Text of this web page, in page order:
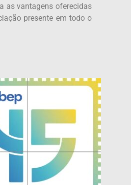
as vantagens oferecidas
presente em todo o